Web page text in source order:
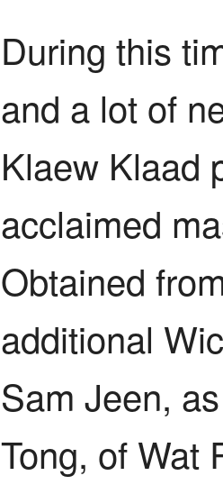
During this
and a lot of
Klaew Klaad
acclaimed
Obtained
additional
Sam Jeen,
Tong, of Wat